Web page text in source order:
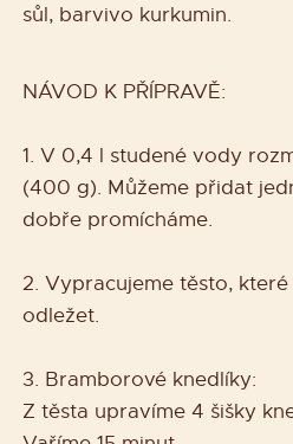
sůl, barvivo kurkumin.
NÁVOD K PŘÍPRAVĚ:
1. V 0,4 l studené vody
(400 g). Můžeme přidat
dobře promícháme.
2. Vypracujeme těsto,
odležet.
3. Bramborové knedlíky:
Z těsta upravíme 4 šišky